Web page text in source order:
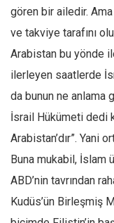
gören bir ailedir.
ve takviye tarafını
Arabistan bu yönde
ilerleyen saatlerde
da bunun ne anlama
İsrail Hükümeti dedi
Arabistan’dır”. Yani
Buna mukabil,
ABD’nin tavrından
Kudüs’ün Birleşmiş